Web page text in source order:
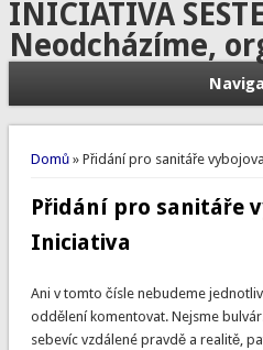
INICIATIVA
Neodcházíme,
Jste zde
Domů» Přidání pro sanitáře
Přidání pro sanitáře
Iniciativa
Ani v tomto čísle nebudeme
oddělení komentovat. Nejsme
sebevíc vzdálené pravdě a realitě,